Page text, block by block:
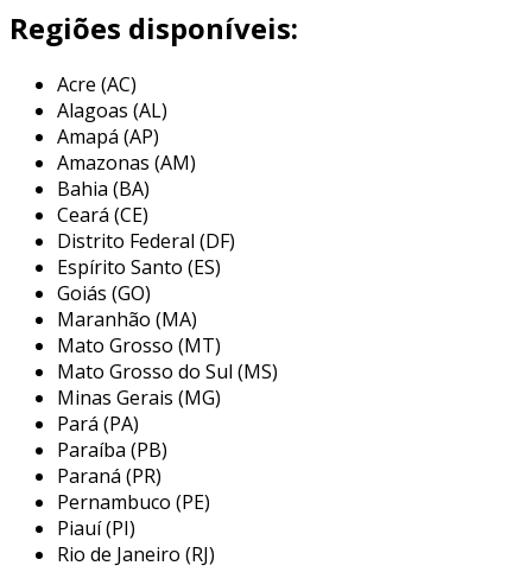
propriedades favoráveis, contribui para a
eficácia desse tipo de acoplamento em
diferentes aplicações industriais.
uma característica importante dos
acoplamentos flexíveis em alumínio é a sua
capacidade de absorver desajustes de
alinhamento entre os eixos. isso é possível
graças à sua construção que permite a flexão,
minimizando o desgaste nos componentes
conectados. com isso, o acoplamento ajuda a
prolongar a vida útil dos equipamentos,
proporcionando uma operação mais suave e
eficiente.
principais aplicações do
acoplamento flexível em alumínio
os acoplamentos flexíveis em alumínio são
amplamente utilizados em diversas aplicações
industriais, principalmente em sistemas que
Regiões disponíveis:
Acre (AC)
Alagoas (AL)
Amapá (AP)
Amazonas (AM)
Bahia (BA)
Ceará (CE)
Distrito Federal (DF)
Espírito Santo (ES)
Goiás (GO)
Maranhão (MA)
Mato Grosso (MT)
Mato Grosso do Sul (MS)
Minas Gerais (MG)
Pará (PA)
Paraíba (PB)
Paraná (PR)
Pernambuco (PE)
Piauí (PI)
Rio de Janeiro (RJ)